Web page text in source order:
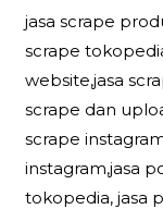
jasa scrape
scrape
website,jasa
scrape dan
scrape
instagram,jasa
tokopedia, jasa